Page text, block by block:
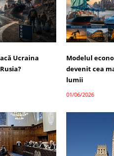
Ucraina
Modelul
devenit cea
lumii
01/06/2026